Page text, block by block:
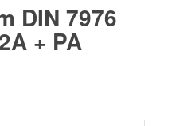
DIN 7976
+ PA